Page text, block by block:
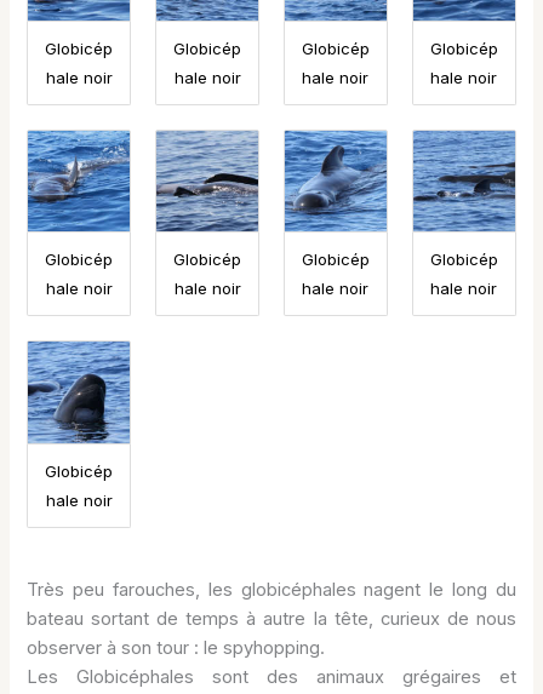
Globicép
hale noir
Globicép
hale noir
Globicép
hale noir
Globicép
hale noir
Globicép
hale noir
Globicép
hale noir
Globicép
hale noir
Globicép
hale noir
Globicép
hale noir
Très peu farouches, les globicéphales nagent le long du
bateau sortant de temps à autre la tête, curieux de nous
observer à son tour : le spyhopping.
Les Globicéphales sont des animaux grégaires et